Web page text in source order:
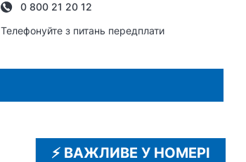
0 800 21 20 12
Телефонуйте з питань передплати
⚡️ ВАЖЛИВЕ У НОМЕРІ